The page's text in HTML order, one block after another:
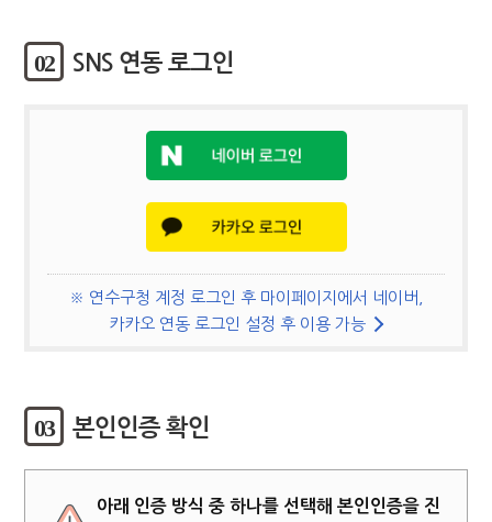
02 SNS 연동 로그인
※ 연수구청 계정 로그인 후 마이페이지에서 네이버,
카카오 연동 로그인 설정 후 이용 가능
03 본인인증 확인
아래 인증 방식 중 하나를 선택해 본인인증을 진